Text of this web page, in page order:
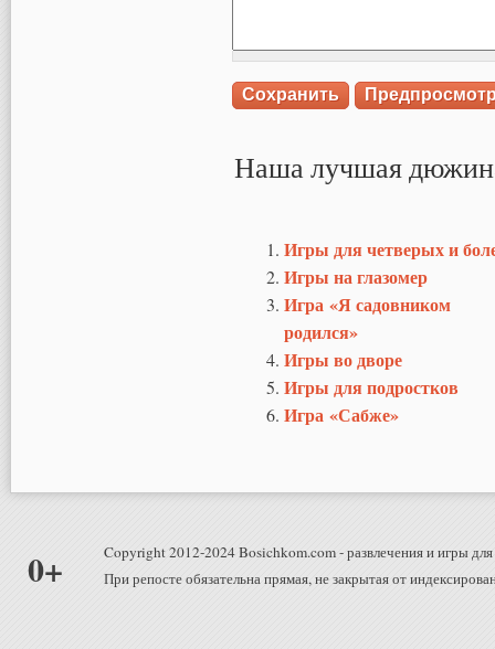
Наша лучшая
Игры для четверых и
Игры на глазомер
Игра «Я садовником
родился»
Игры во дворе
Игры для подростков
Игра «Сабже»
0+
Copyright 2012-2024 Bosichkom.com - развлечения и игры для
При репосте обязательна прямая, не закрытая от